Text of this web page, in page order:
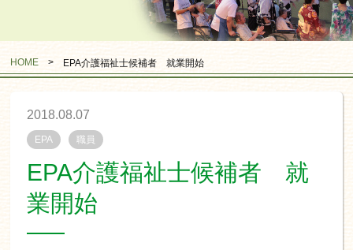
HOME > EPA介護福祉士候補者 就業開始
2018.08.07
EPA 職員
EPA介護福祉士候補者 就
業開始